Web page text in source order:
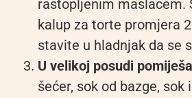
rastopljenim maslacem.
kalup za torte promjera
stavite u hladnjak da se
U velikoj posudi
šećer, sok od bazge,